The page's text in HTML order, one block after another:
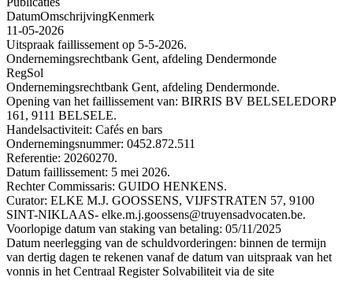
DatumOmschrijvingKenmerk
11-05-2026
Uitspraak faillissement op 5-5-2026.
Ondernemingsrechtbank Gent, afdeling Dendermonde
RegSol
Ondernemingsrechtbank Gent, afdeling Dendermonde.
Opening van het faillissement van: BIRRIS BV BELSELEDORP
161, 9111 BELSELE.
Handelsactiviteit: Cafés en bars
Ondernemingsnummer: 0452.872.511
Referentie: 20260270.
Datum faillissement: 5 mei 2026.
Rechter Commissaris: GUIDO HENKENS.
Curator: ELKE M.J. GOOSSENS, VIJFSTRATEN 57, 9100
SINT-NIKLAAS- elke.m.j.goossens@truyensadvocaten.be.
Voorlopige datum van staking van betaling: 05/11/2025
Datum neerlegging van de schuldvorderingen: binnen de termijn
van dertig dagen te rekenen vanaf de datum van uitspraak van het
vonnis in het Centraal Register Solvabiliteit via de site